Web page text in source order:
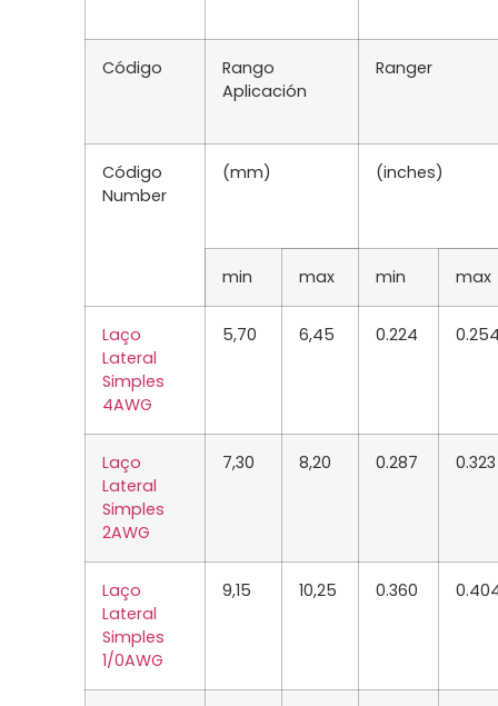
Código
Rango
Aplicación
Ranger
Código
Number
(mm) (inches)
min max min max
Laço
Lateral
Simples
4AWG
5,70 6,45 0.224
Laço
Lateral
Simples
2AWG
7,30 8,20 0.287 0.323
Laço
Lateral
Simples
1/0AWG
9,15 10,25 0.360